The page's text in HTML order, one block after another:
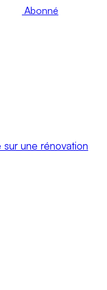
Abonné
une rénovation